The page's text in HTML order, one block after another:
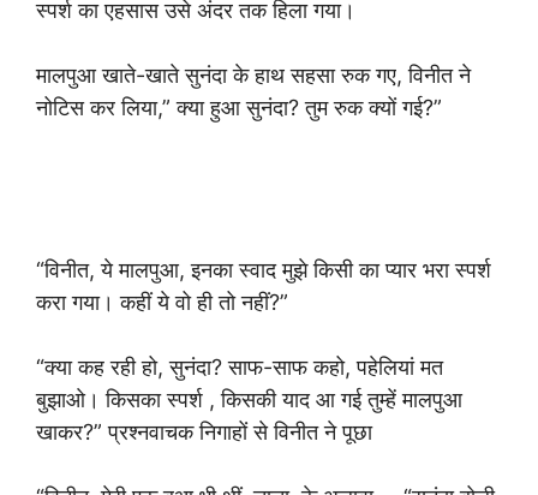
स्पर्श का एहसास उसे अंदर तक हिला गया।
मालपुआ खाते-खाते सुनंदा के हाथ सहसा रुक गए, विनीत ने
नोटिस कर लिया,” क्या हुआ सुनंदा? तुम रुक क्यों गई?”
“विनीत, ये मालपुआ, इनका स्वाद मुझे किसी का प्यार भरा स्पर्श
करा गया। कहीं ये वो ही तो नहीं?”
“क्या कह रही हो, सुनंदा? साफ-साफ कहो, पहेलियां मत
बुझाओ। किसका स्पर्श , किसकी याद आ गई तुम्हें मालपुआ
खाकर?” प्रश्नवाचक निगाहों से विनीत ने पूछा